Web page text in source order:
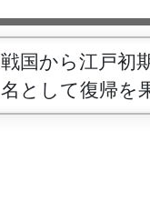
戦国から江戸初
名として復帰を